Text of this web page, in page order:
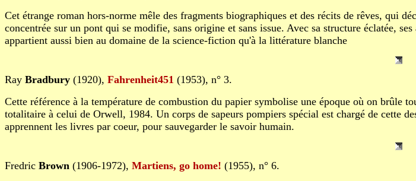
Cet étrange roman hors-norme mêle des fragments biographiques et des récits de rêves, qui
concentrée sur un pont qui se modifie, sans origine et sans issue. Avec sa structure éclatée,
appartient aussi bien au domaine de la science-fiction qu'à la littérature blanche
Ray Bradbury (1920), Fahrenheit451 (1953), n° 3.
Cette référence à la température de combustion du papier symbolise une époque où on brûle
totalitaire à celui de Orwell, 1984. Un corps de sapeurs pompiers spécial est chargé de cette
apprennent les livres par coeur, pour sauvegarder le savoir humain.
Fredric Brown (1906-1972), Martiens, go home! (1955), n° 6.